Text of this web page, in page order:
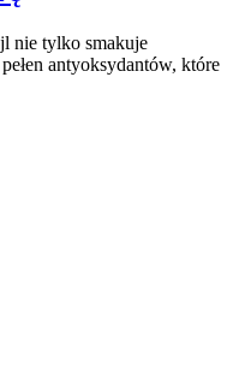
nie tylko smakuje
antyoksydantów, które